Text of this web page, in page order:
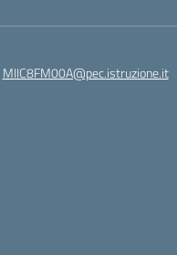
MIIC8FM00A@pec.istruzione.it